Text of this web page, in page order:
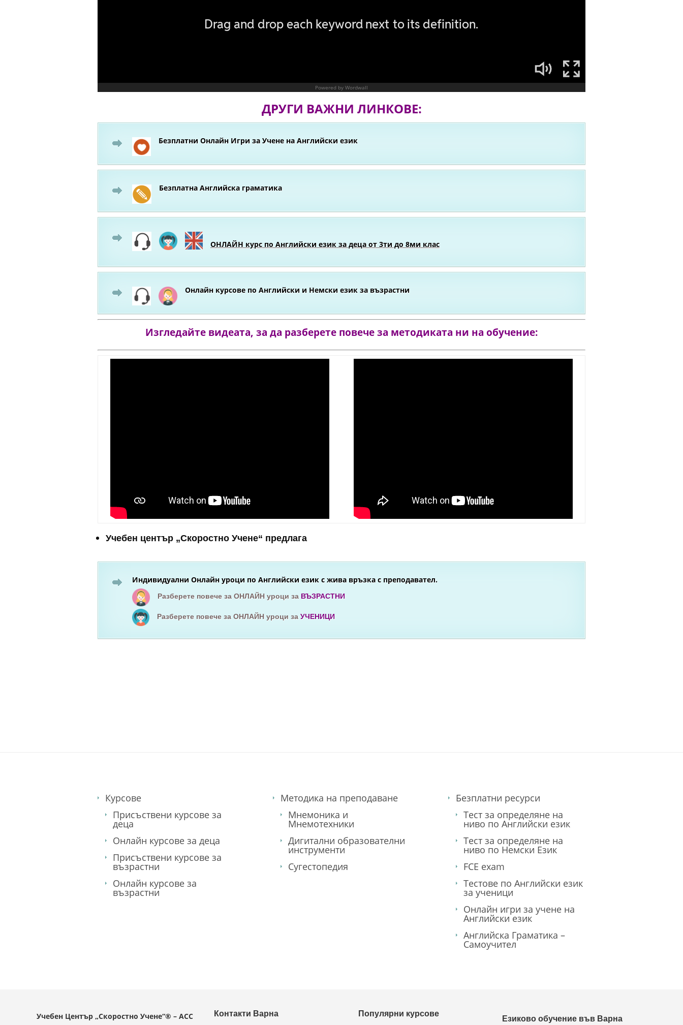
ДРУГИ ВАЖНИ ЛИНКОВЕ:
Безплатни Онлайн Игри за Учене на Английски език
Безплатна Английска граматика
ОНЛАЙН курс по Английски език за деца от 3ти до 8ми клас
Онлайн курсове по Английски и Немски език за възрастни
Изгледайте видеата, за да разберете повече за методиката ни на обучение:
Учебен център „Скоростно Учене“ предлага
Индивидуални Онлайн уроци по Английски език с жива връзка с преподавател.
Разберете повече за ОНЛАЙН уроци за ВЪЗРАСТНИ
Разберете повече за ОНЛАЙН уроци за УЧЕНИЦИ
Курсове
Присъствени курсове за
деца
Онлайн курсове за деца
Присъствени курсове за
възрастни
Онлайн курсове за
възрастни
Методика на преподаване
Мнемоника и
Мнемотехники
Дигитални образователни
инструменти
Сугестопедия
Безплатни ресурси
Тест за определяне на
ниво по Английски език
Тест за определяне на
ниво по Немски Език
FCE exam
Тестове по Английски език
за ученици
Онлайн игри за учене на
Английски език
Английска Граматика –
Самоучител
Учебен Център „Скоростно Учене“® – ACC
Контакти Варна Популярни курсове
Езиково обучение във Варна